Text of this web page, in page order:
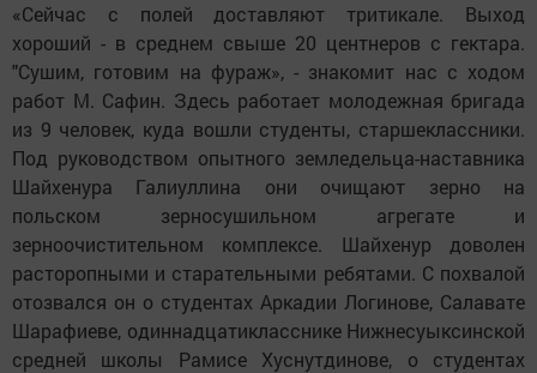
«Сейчас с полей доставляют тритикале. Выход
хороший - в среднем свыше 20 центнеров с гектара.
"Сушим, готовим на фураж», - знакомит нас с ходом
работ М. Сафин. Здесь работает молодежная бригада
из 9 человек, куда вошли студенты, старшеклассники.
Под руководством опытного земледельца-наставника
Шайхенура Галиуллина они очищают зерно на
польском зерносушильном агрегате и
зерноочистительном комплексе. Шайхенур доволен
расторопными и старательными ребятами. С похвалой
отозвался он о студентах Аркадии Логинове, Салавате
Шарафиеве, одиннадцатикласснике Нижнесуыксинской
средней школы Рамисе Хуснутдинове, о студентах